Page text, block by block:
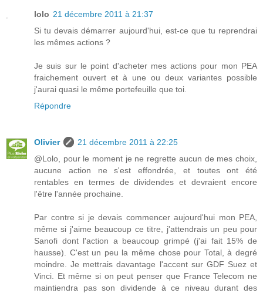
lolo 21 décembre 2011 à 21:37
Si tu devais démarrer aujourd'hui, est-ce que tu reprendrai
les mêmes actions ?
Je suis sur le point d'acheter mes actions pour mon PEA
fraichement ouvert et à une ou deux variantes possible
j'aurai quasi le même portefeuille que toi.
Répondre
Olivier
21 décembre 2011 à 22:25
@Lolo, pour le moment je ne regrette aucun de mes choix,
aucune action ne s'est effondrée, et toutes ont été
rentables en termes de dividendes et devraient encore
l'être l'année prochaine.
Par contre si je devais commencer aujourd'hui mon PEA,
même si j'aime beaucoup ce titre, j'attendrais un peu pour
Sanofi dont l'action a beaucoup grimpé (j'ai fait 15% de
hausse). C'est un peu la même chose pour Total, à degré
moindre. Je mettrais davantage l'accent sur GDF Suez et
Vinci. Et même si on peut penser que France Telecom ne
maintiendra pas son dividende à ce niveau durant des